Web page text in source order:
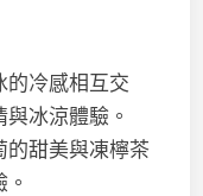
的冷感相互交
冰涼體驗。
的甜美與凍檸茶